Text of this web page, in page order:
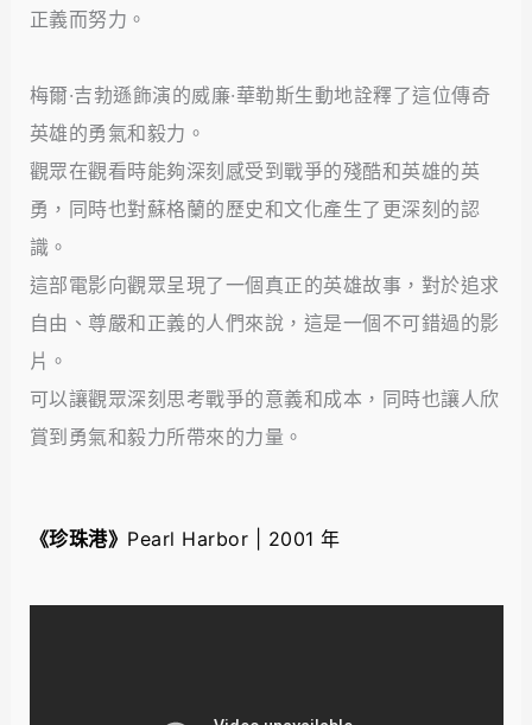
正義而努力。
梅爾·吉勃遜飾演的威廉·華勒斯生動地詮釋了這位傳奇
英雄的勇氣和毅力。
觀眾在觀看時能夠深刻感受到戰爭的殘酷和英雄的英
勇，同時也對蘇格蘭的歷史和文化產生了更深刻的認
識。
這部電影向觀眾呈現了一個真正的英雄故事，對於追求
自由、尊嚴和正義的人們來說，這是一個不可錯過的影
片。
可以讓觀眾深刻思考戰爭的意義和成本，同時也讓人欣
賞到勇氣和毅力所帶來的力量。
《珍珠港》 Pearl Harbor | 2001 年